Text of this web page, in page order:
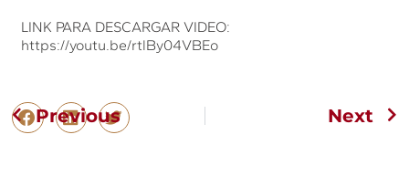
LINK PARA DESCARGAR VIDEO:
https://youtu.be/rtlBy04VBEo
Previous Next